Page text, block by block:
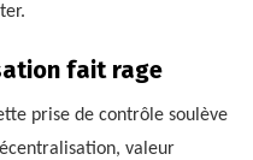
fait rage
prise de contrôle soulève
valeur